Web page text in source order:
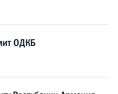
ОДКБ